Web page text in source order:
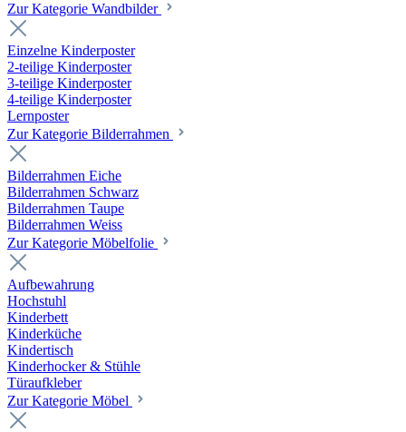
Zur Kategorie Wandbilder
Einzelne Kinderposter
2-teilige Kinderposter
3-teilige Kinderposter
4-teilige Kinderposter
Lernposter
Zur Kategorie Bilderrahmen
Bilderrahmen Eiche
Bilderrahmen Schwarz
Bilderrahmen Taupe
Bilderrahmen Weiss
Zur Kategorie Möbelfolie
Aufbewahrung
Hochstuhl
Kinderbett
Kinderküche
Kindertisch
Kinderhocker & Stühle
Türaufkleber
Zur Kategorie Möbel